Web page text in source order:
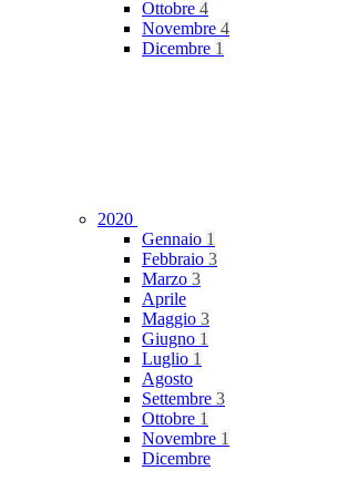
Ottobre 4
Novembre 4
Dicembre 1
2020
Gennaio 1
Febbraio 3
Marzo 3
Aprile
Maggio 3
Giugno 1
Luglio 1
Agosto
Settembre 3
Ottobre 1
Novembre 1
Dicembre